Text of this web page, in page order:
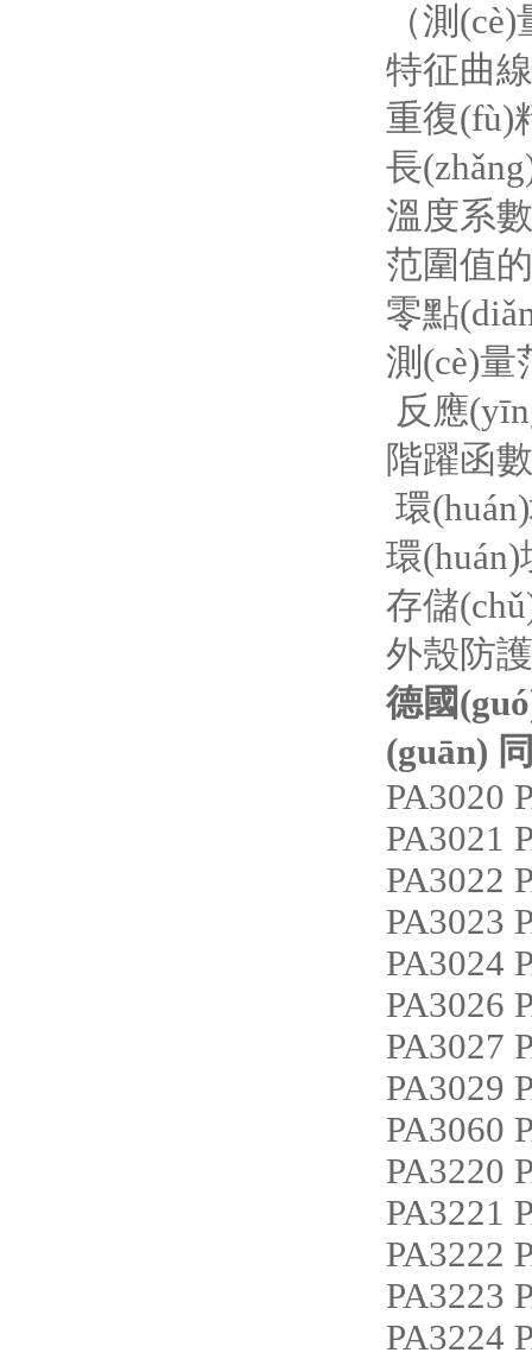
（測
特征曲
重復
長
溫度系
范圍值
零點
測(cè)
反應
階躍函
環
環
存儲
外殼防
德國
(guān)
PA3020
PA3021
PA3022
PA3023
PA3024
PA3026
PA3027
PA3029
PA3060
PA3220
PA3221
PA3222
PA3223
PA3224